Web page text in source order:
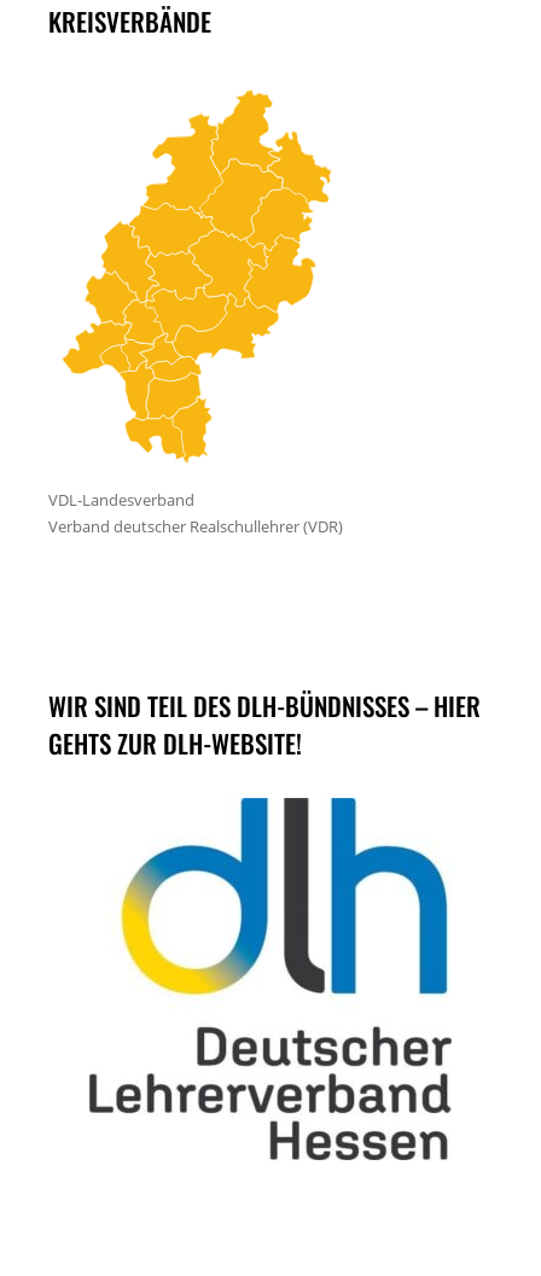
KREISVERBÄNDE
WIR SIND TEIL DES DLH-BÜNDNISSES – HIER
GEHTS ZUR DLH-WEBSITE!